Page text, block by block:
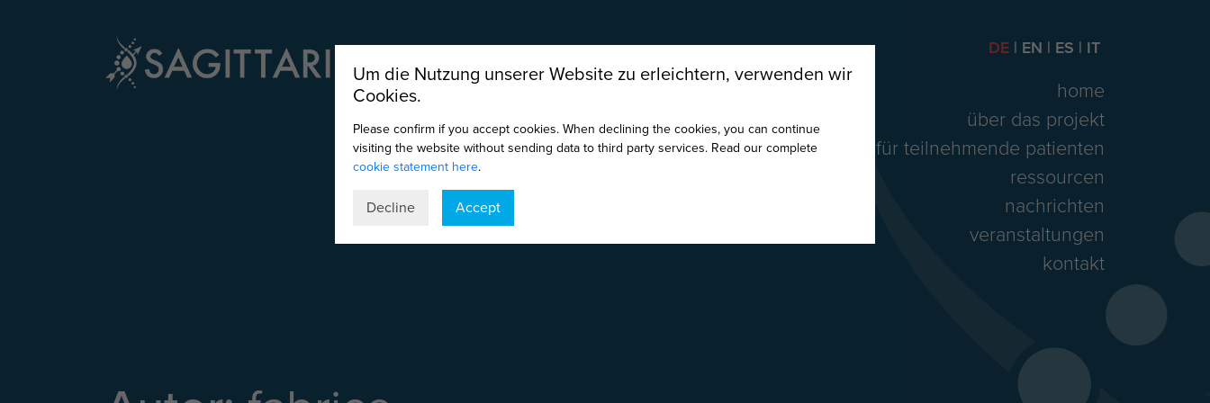
DE EN ES IT
home
über das projekt
für teilnehmende patienten
ressourcen
nachrichten
veranstaltungen
kontakt
Um die Nutzung unserer Website zu erleichtern, verwenden wir
Cookies.
Please confirm if you accept cookies. When declining the cookies, you can continue
visiting the website without sending data to third party services. Read our complete
cookie statement here.
Decline Accept